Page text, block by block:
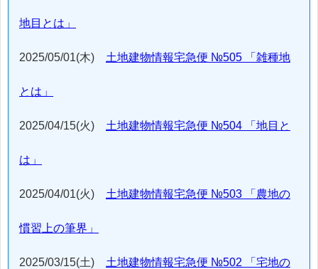
地目とは」
2025/05/01(木) 土地建物情報宅急便 №505 「雑種地
とは」
2025/04/15(火) 土地建物情報宅急便 №504 「地目と
は」
2025/04/01(火) 土地建物情報宅急便 №503 「農地の
慣習上の筆界」
2025/03/15(土) 土地建物情報宅急便 №502 「宅地の